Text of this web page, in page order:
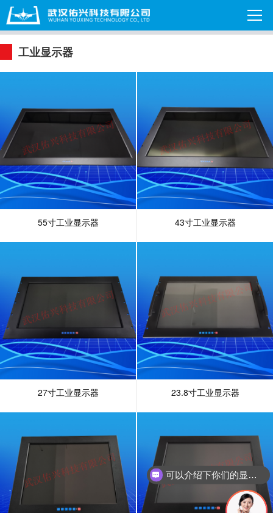
工业显示器
55寸工业显示器 43寸工业显示器
27寸工业显示器 23.8寸工业显示器
可以介绍下你们的显示器吗？